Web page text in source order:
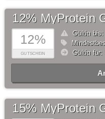
12%
GUTSCHEIN
12% MyProtein
Gültig bis:
Gültig für:
15% MyProtein